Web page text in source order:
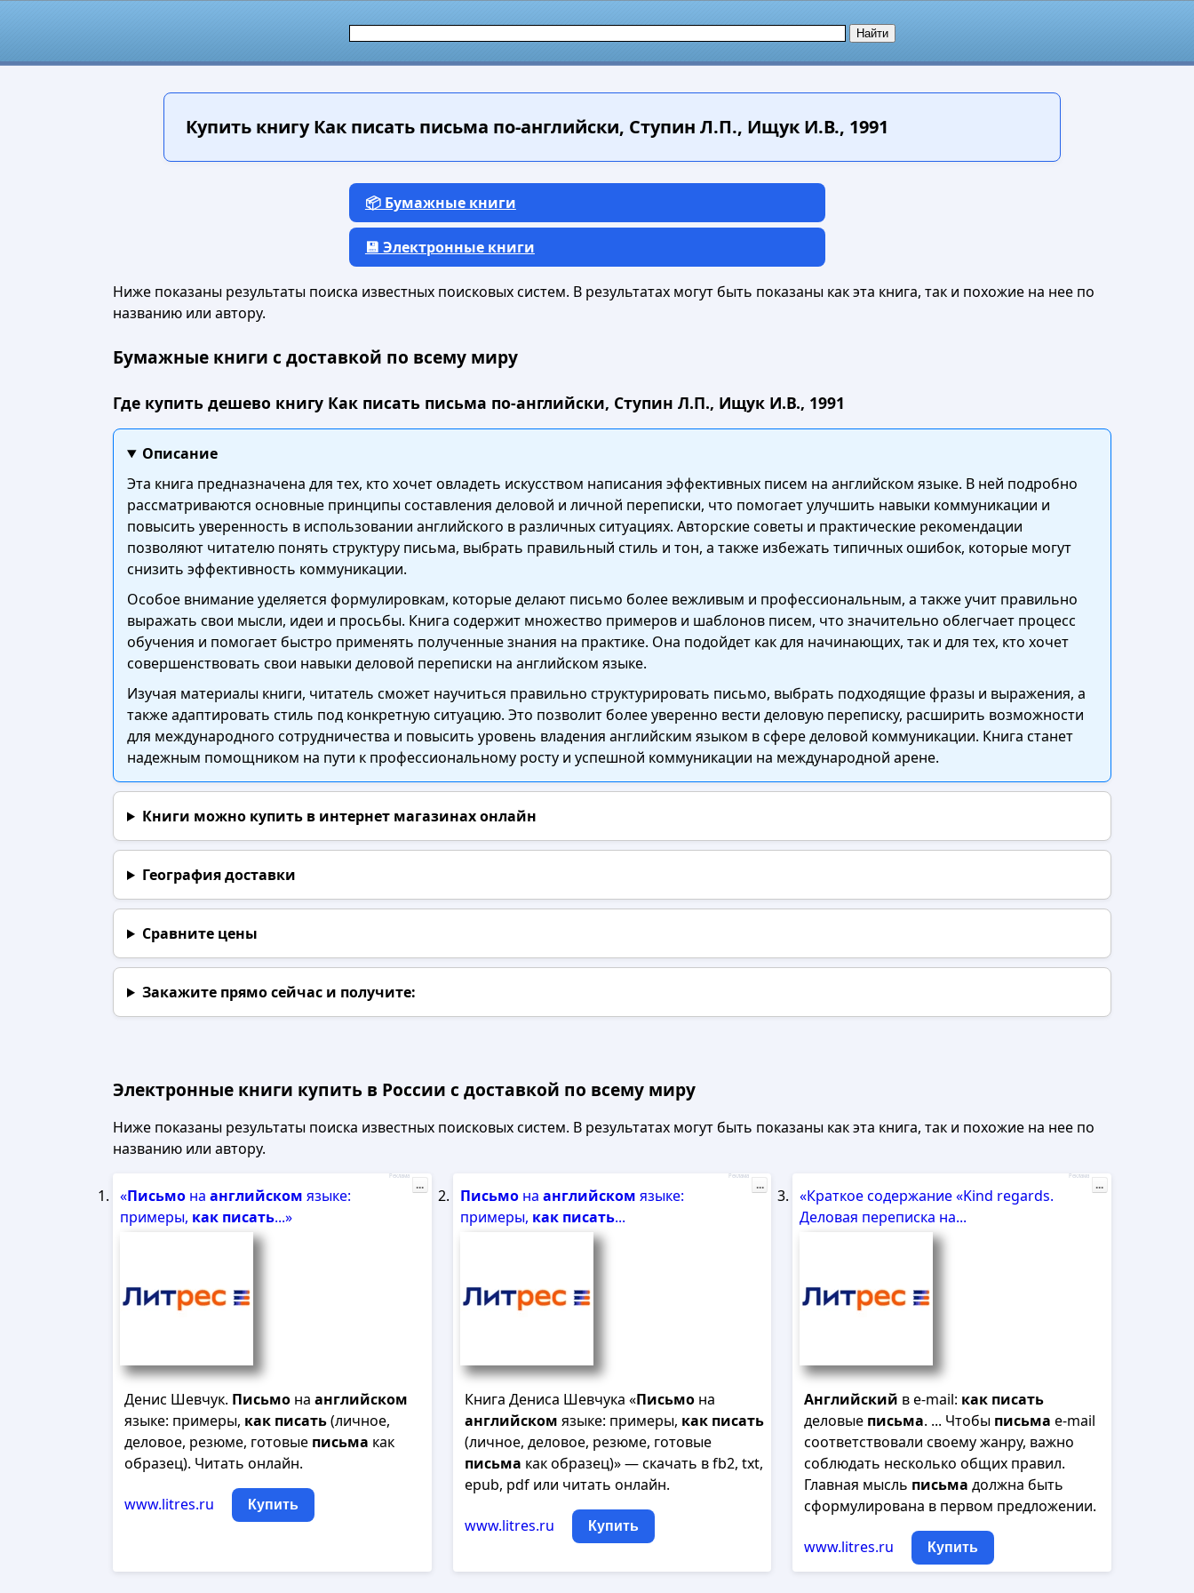
Купить книгуКак писать письма по-английски, Ступин Л.П., Ищук И.В., 1991
📦 Бумажные книги
💾 Электронные книги
Ниже показаны результаты поиска известных поисковых систем. В результатах могут быть показаны как эта книга, так и похожие на нее по
названию или автору.
Бумажные книги с доставкой по всему миру
Где купить дешево книгу Как писать письма по-английски, Ступин Л.П., Ищук И.В., 1991
Описание
Эта книга предназначена для тех, кто хочет овладеть искусством написания эффективных писем на английском языке. В ней подробно
рассматриваются основные принципы составления деловой и личной переписки, что помогает улучшить навыки коммуникации и
повысить уверенность в использовании английского в различных ситуациях. Авторские советы и практические рекомендации
позволяют читателю понять структуру письма, выбрать правильный стиль и тон, а также избежать типичных ошибок, которые могут
снизить эффективность коммуникации.
Особое внимание уделяется формулировкам, которые делают письмо более вежливым и профессиональным, а также учит правильно
выражать свои мысли, идеи и просьбы. Книга содержит множество примеров и шаблонов писем, что значительно облегчает процесс
обучения и помогает быстро применять полученные знания на практике. Она подойдет как для начинающих, так и для тех, кто хочет
совершенствовать свои навыки деловой переписки на английском языке.
Изучая материалы книги, читатель сможет научиться правильно структурировать письмо, выбрать подходящие фразы и выражения, а
также адаптировать стиль под конкретную ситуацию. Это позволит более уверенно вести деловую переписку, расширить возможности
для международного сотрудничества и повысить уровень владения английским языком в сфере деловой коммуникации. Книга станет
надежным помощником на пути к профессиональному росту и успешной коммуникации на международной арене.
Книги можно купить в интернет магазинах онлайн
География доставки
Сравните цены
Закажите прямо сейчаси получите:
Электронные книги купить в России с доставкой по всему миру
Ниже показаны результаты поиска известных поисковых систем. В результатах могут быть показаны как эта книга, так и похожие на нее по
названию или автору.
«Письмо на английском языке:
примеры, как писать...»
Денис Шевчук. Письмо на английском
языке: примеры, как писать(личное,
деловое, резюме, готовые письма как
образец). Читать онлайн.
www.litres.ru Купить
Реклама
...
Письмона английском языке:
примеры, как писать...
Книга Дениса Шевчука «Письмона
английском языке: примеры, как писать
(личное, деловое, резюме, готовые
письма как образец)» — скачать в fb2, txt,
epub, pdf или читать онлайн.
www.litres.ru Купить
Реклама
...
«Краткое содержание «Kind regards.
Деловая переписка на...
Английский в e-mail: как писать
деловые письма. ... Чтобы письма e-mail
соответствовали своему жанру, важно
соблюдать несколько общих правил.
Главная мысль письма должна быть
сформулирована в первом предложении.
www.litres.ru Купить
Реклама
...